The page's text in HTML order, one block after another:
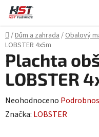
Přejít
obsah
Domů
/Dům a zahrada/Obalový
LOBSTER 4x5m
Plachta
LOBSTER
Průměrné
hodnocení
Neohodnoceno
Značka: LOBSTER